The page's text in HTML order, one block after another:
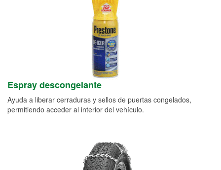
Espray descongelante
Ayuda a liberar cerraduras y sellos de puertas congelados,
permitiendo acceder al interior del vehículo.